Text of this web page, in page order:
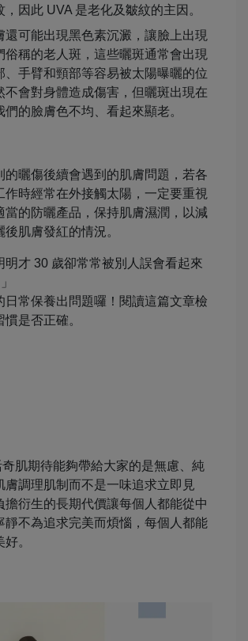
因此 UVA 是老化及皺紋的主因。
還可能出現黑色素沉澱，讓臉上出現
俗稱的老人斑，這些曬斑通常會出現
、手臂和頸部等容易被太陽曝曬的位
不會對身體造成傷害，但曬斑出現在
們的臉膚色不均、看起來顯老。
的曬傷後續會遇到的肌膚問題，若各
作時經常在外接觸太陽，一定要重視
當的防曬產品，保持肌膚濕潤，以減
肌膚發紅的情況。
明才 30 歲卻常常被別人誤會看起來
日常保養出問題囉！閱讀這篇文章檢
是否正確。
肌期待能夠帶給大家的是無慮、純
膚調理肌制而不是一味追求立即見
擔衍生的長期代價讓每個人都能從中
靜不為追求完美而煩惱，每個人都能
。